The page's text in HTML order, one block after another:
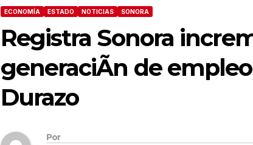
ECONOMÍA ESTADO NOTICIAS SONORA
Registra Sonora
generaciÃn de
Durazo
Por